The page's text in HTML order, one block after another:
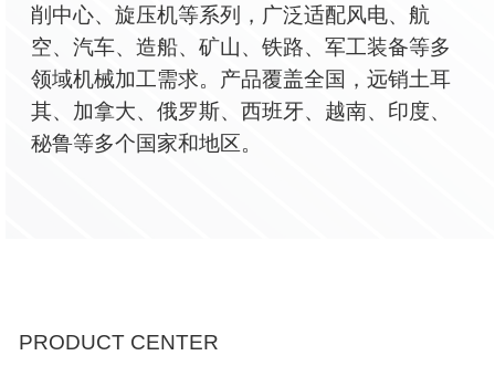
削中心、旋压机等系列，广泛适配风电、航
空、汽车、造船、矿山、铁路、军工装备等多
领域机械加工需求。产品覆盖全国，远销土耳
其、加拿大、俄罗斯、西班牙、越南、印度、
秘鲁等多个国家和地区。
PRODUCT CENTER